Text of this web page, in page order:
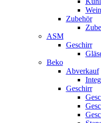
Zubehör
ASM
Geschirr
Beko
Abverkauf
Geschirr